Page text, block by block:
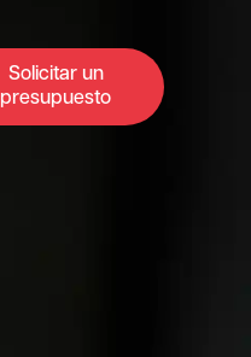
Solicitar un
presupuesto